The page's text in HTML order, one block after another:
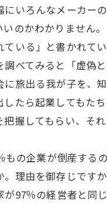
いろんなメーカー
のかわかりません。
いる」と書かれて
べてみると「虚偽
旅出る我が子を、
たら起業してもたち
握してもらい、そ
もの企業が倒産する
理由を御存じです
97％の経営者と同